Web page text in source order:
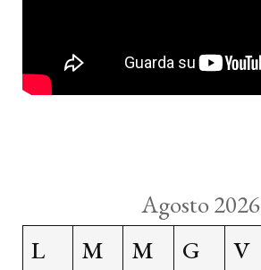
Agosto 2026
L
M M G V